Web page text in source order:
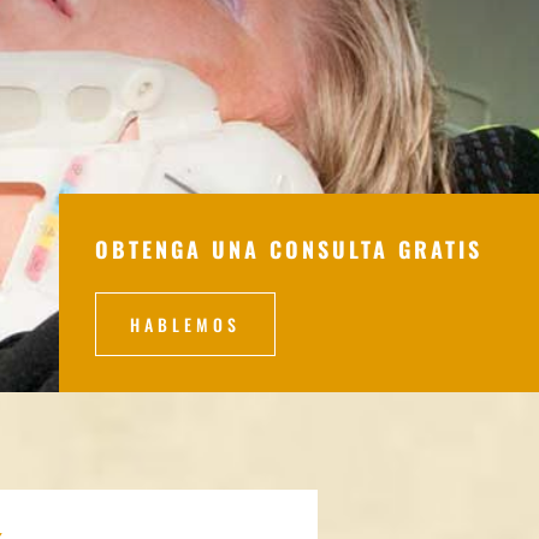
OBTENGA UNA CONSULTA GRATIS
HABLEMOS